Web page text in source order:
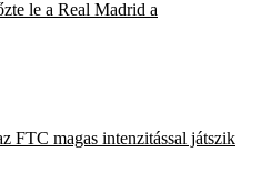
le a Real Madrid a
FTC magas intenzitással játszik